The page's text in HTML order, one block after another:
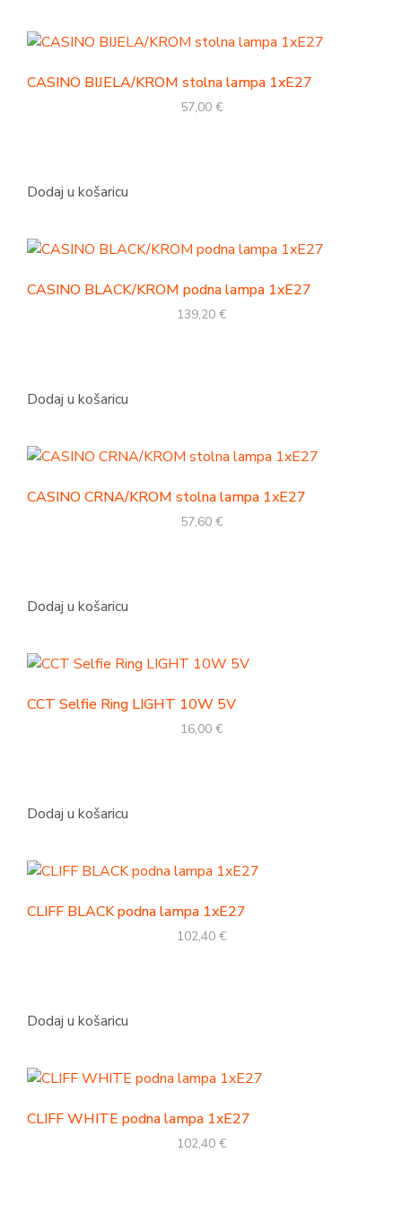
CASINO BIJELA/KROM stolna lampa 1xE27
57,00 €
Dodaj u košaricu
CASINO BLACK/KROM podna lampa 1xE27
139,20 €
Dodaj u košaricu
CASINO CRNA/KROM stolna lampa 1xE27
57,60 €
Dodaj u košaricu
CCT Selfie Ring LIGHT 10W 5V
16,00 €
Dodaj u košaricu
CLIFF BLACK podna lampa 1xE27
102,40 €
Dodaj u košaricu
CLIFF WHITE podna lampa 1xE27
102,40 €